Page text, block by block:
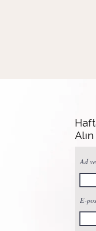
Alın
Ad
E-